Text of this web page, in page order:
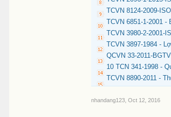
TCVN 8124-2009-
TCVN 6851-1-2001 -
TCVN 3980-2-2001-
TCVN 3897-1984 -
QCVN 33-2011-
10 TCN 341-1998 -
TCVN 8890-2011 -
nhandang123 Oct 12, 2016